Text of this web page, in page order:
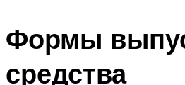
Формы
средства